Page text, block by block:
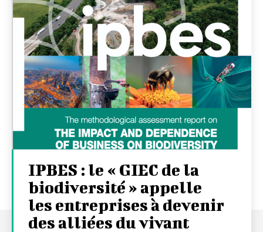
IPBES : le « GIEC de la
biodiversité » appelle
les entreprises à devenir
des alliées du vivant